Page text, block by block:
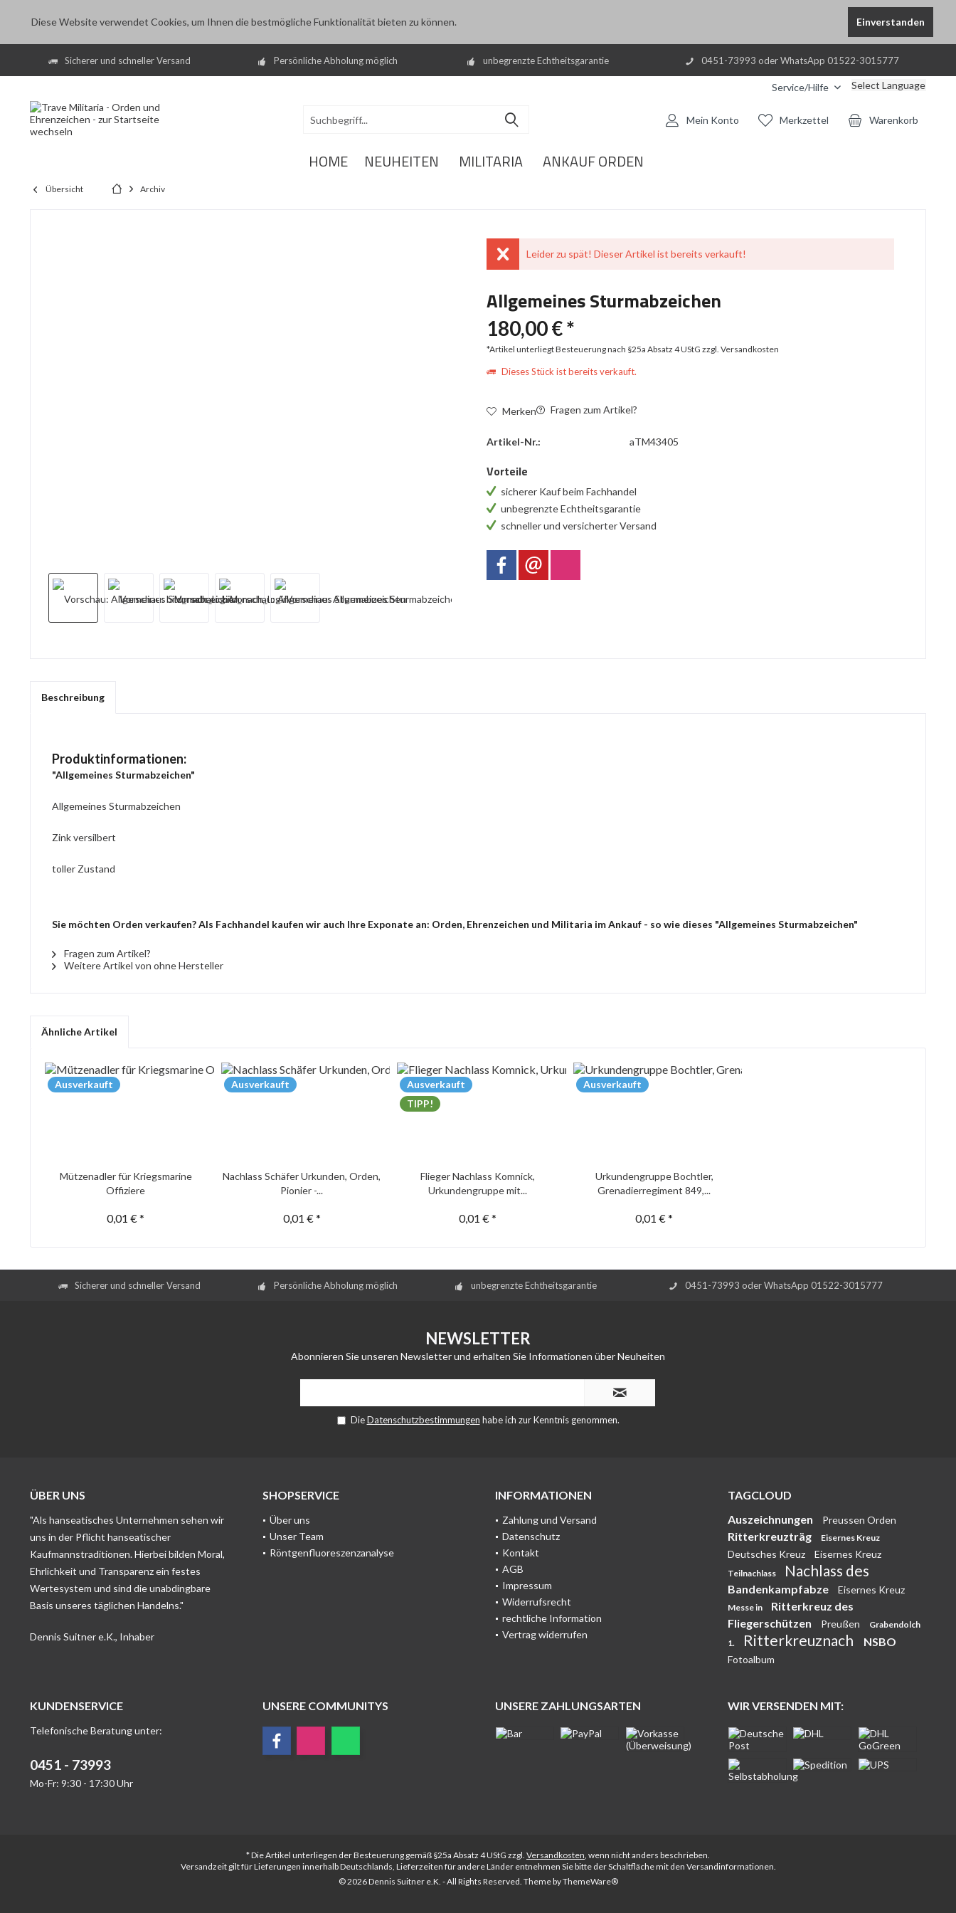
Diese Website verwendet Cookies, um Ihnen die bestmögliche Funktionalität bieten zu können. Einverstanden
Sicherer und schneller Versand Persönliche Abholung möglich unbegrenzte Echtheitsgarantie 0451-73993 oder WhatsApp 01522-3015777
Service/Hilfe Select Language
Warenkorb
Merkzettel
Mein Konto
HOME NEUHEITEN MILITARIA ANKAUF ORDEN
Übersicht Archiv
Leider zu spät! Dieser Artikel ist bereits verkauft!
Allgemeines Sturmabzeichen
180,00 € *
*Artikel unterliegt Besteuerung nach §25a Absatz 4 UStGzzgl. Versandkosten
Dieses Stück ist bereits verkauft.
Merken Fragen zum Artikel?
Artikel-Nr.: aTM43405
Vorteile
sicherer Kauf beim Fachhandel
unbegrenzte Echtheitsgarantie
schneller und versicherter Versand
Beschreibung
Produktinformationen:
"Allgemeines Sturmabzeichen"
Allgemeines Sturmabzeichen
Zink versilbert
toller Zustand
Sie möchten Orden verkaufen? Als Fachhandel kaufen wir auch Ihre Exponate an: Orden, Ehrenzeichen und Militaria im Ankauf - so wie dieses "Allgemeines Sturmabzeichen"
Fragen zum Artikel?
Weitere Artikel von ohne Hersteller
Ähnliche Artikel
Ausverkauft
Mützenadler für Kriegsmarine
Offiziere
0,01 € *
Ausverkauft
Nachlass Schäfer Urkunden, Orden,
Pionier -...
0,01 € *
Ausverkauft
TIPP!
Flieger Nachlass Komnick,
Urkundengruppe mit...
0,01 € *
Ausverkauft
Urkundengruppe Bochtler,
Grenadierregiment 849,...
0,01 € *
Sicherer und schneller Versand Persönliche Abholung möglich unbegrenzte Echtheitsgarantie 0451-73993 oder WhatsApp 01522-3015777
NEWSLETTER
Abonnieren Sie unseren Newsletter und erhalten Sie Informationen über Neuheiten
DieDatenschutzbestimmungen habe ich zur Kenntnis genommen.
ÜBER UNS
"Als hanseatisches Unternehmen sehen wir
uns in der Pflicht hanseatischer
Kaufmannstraditionen. Hierbei bilden Moral,
Ehrlichkeit und Transparenz ein festes
Wertesystem und sind die unabdingbare
Basis unseres täglichen Handelns."
Dennis Suitner e.K., Inhaber
SHOPSERVICE
Über uns
Unser Team
Röntgenfluoreszenzanalyse
INFORMATIONEN
Zahlung und Versand
Datenschutz
Kontakt
AGB
Impressum
Widerrufsrecht
rechtliche Information
Vertrag widerrufen
TAGCLOUD
Auszeichnungen
Preussen Orden
Ritterkreuzträg Eisernes Kreuz
Deutsches Kreuz Eisernes Kreuz
Teilnachlass Nachlass des
Bandenkampfabze Eisernes Kreuz
Messe in
Ritterkreuz des
Fliegerschützen
Preußen
Grabendolch
1.
Ritterkreuznach NSBO
Fotoalbum
KUNDENSERVICE
Telefonische Beratung unter:
0451 - 73993
Mo-Fr: 9:30 - 17:30 Uhr
UNSERE COMMUNITYS UNSERE ZAHLUNGSARTEN WIR VERSENDEN MIT:
* Die Artikel unterliegen der Besteuerung gemäß §25a Absatz 4 UStG zzgl. Versandkosten, wenn nicht anders beschrieben.
Versandzeit gilt für Lieferungen innerhalb Deutschlands, Lieferzeiten für andere Länder entnehmen Sie bitte der Schaltfläche mit den Versandinformationen.
© 2026 Dennis Suitner e.K. - All Rights Reserved. Theme byThemeWare®